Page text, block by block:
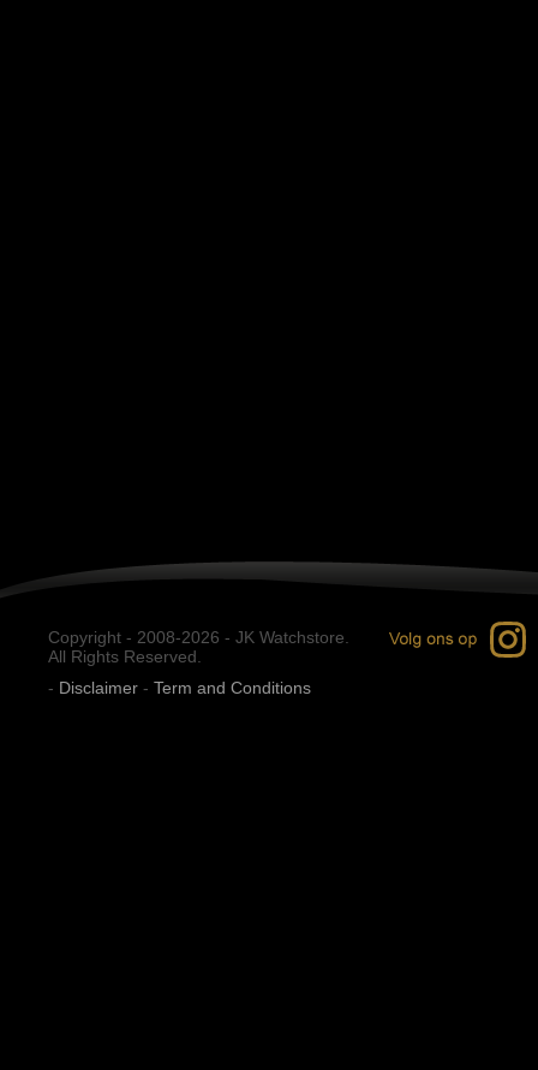
Copyright - 2008-2026 - JK Watchstore.
All Rights Reserved.
- Disclaimer - Term and Conditions